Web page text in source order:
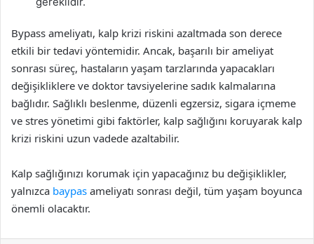
Bypass ameliyatı, kalp krizi riskini azaltmada son derece
etkili bir tedavi yöntemidir. Ancak, başarılı bir ameliyat
sonrası süreç, hastaların yaşam tarzlarında yapacakları
değişikliklere ve doktor tavsiyelerine sadık kalmalarına
bağlıdır. Sağlıklı beslenme, düzenli egzersiz, sigara içmeme
ve stres yönetimi gibi faktörler, kalp sağlığını koruyarak kalp
krizi riskini uzun vadede azaltabilir.
Kalp sağlığınızı korumak için yapacağınız bu değişiklikler,
yalnızca baypas ameliyatı sonrası değil, tüm yaşam boyunca
önemli olacaktır.